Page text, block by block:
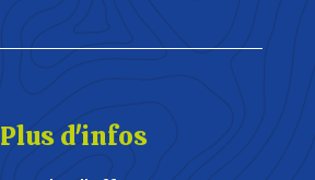
Plus d'infos